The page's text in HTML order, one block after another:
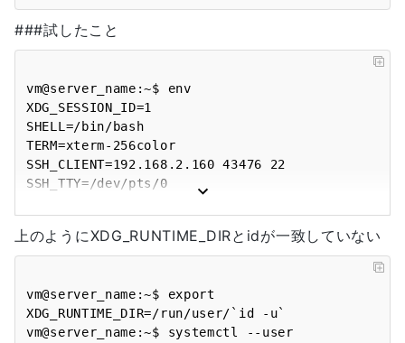
###試したこと
vm@server_name:~$ env
XDG_SESSION_ID=1
SHELL=/bin/bash
TERM=xterm-256color
SSH_CLIENT=192.168.2.160 43476 22
SSH_TTY=/dev/pts/0
LIBVIRT_DEFAULT_URI=qemu:///system
PATH=/usr/local/sbin:/usr/local/bin:/usr/sbin:/
PWD=/home/vm
EDITOR=vim
LANG=en_US.UTF-8
上のようにXDG_RUNTIME_DIRとidが一致していない
vm@server_name:~$ export
XDG_RUNTIME_DIR=/run/user/`id -u`
vm@server_name:~$ systemctl --user